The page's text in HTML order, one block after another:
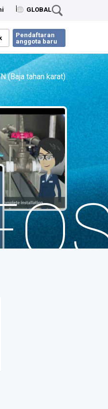
GLOBAL
Pendaftaran
anggota baru
(Baja tahan karat)